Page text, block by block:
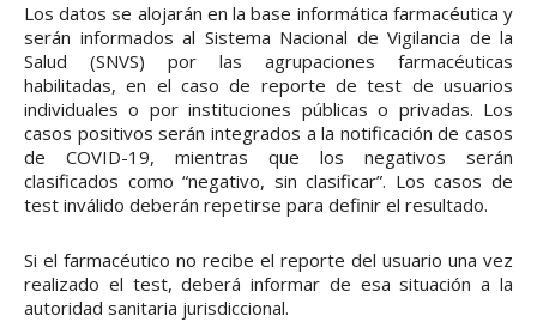
Los datos se alojarán en la base informática farmacéutica y
serán informados al Sistema Nacional de Vigilancia de la
Salud (SNVS) por las agrupaciones farmacéuticas
habilitadas, en el caso de reporte de test de usuarios
individuales o por instituciones públicas o privadas. Los
casos positivos serán integrados a la notificación de casos
de COVID-19, mientras que los negativos serán
clasificados como “negativo, sin clasificar”. Los casos de
test inválido deberán repetirse para definir el resultado.
Si el farmacéutico no recibe el reporte del usuario una vez
realizado el test, deberá informar de esa situación a la
autoridad sanitaria jurisdiccional.